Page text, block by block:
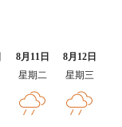
8月11日
8月12日
星期二 星期三